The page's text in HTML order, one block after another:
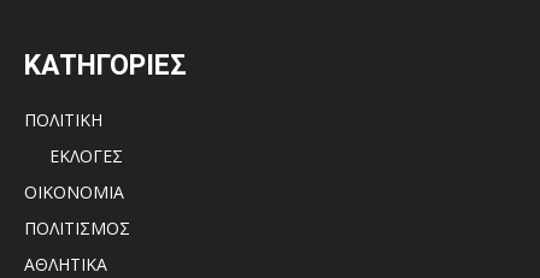
ΚΑΤΗΓΟΡΙΕΣ
ΠΟΛΙΤΙΚΗ
ΕΚΛΟΓΕΣ
ΟΙΚΟΝΟΜΙΑ
ΠΟΛΙΤΙΣΜΟΣ
ΑΘΛΗΤΙΚΑ